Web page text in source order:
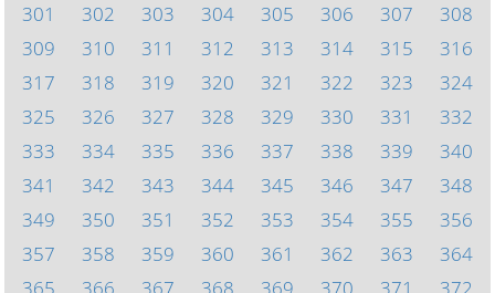
301
302 303 304 305 306 307
308
309
310 311 312 313 314 315
316
317
318 319 320 321 322 323
324
325
326 327 328 329 330 331
332
333
334 335 336 337 338 339
340
341
342 343 344 345 346 347
348
349
350 351 352 353 354 355
356
357
358 359 360 361 362 363
364